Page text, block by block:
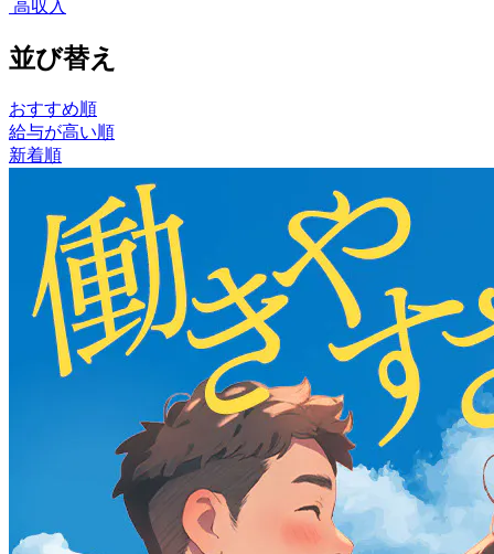
高収入
並び替え
おすすめ順
給与が高い順
新着順